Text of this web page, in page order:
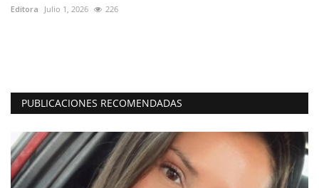
Editora Julio 1, 2026 226
PUBLICACIONES RECOMENDADAS